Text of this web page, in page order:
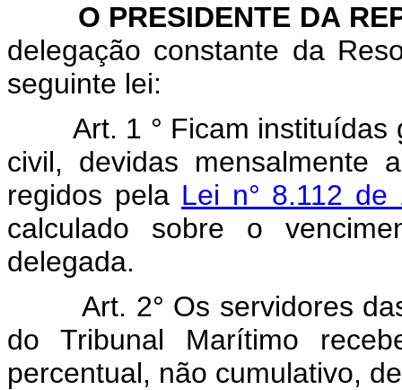
O PRESIDENTE DA
delegação constante da
seguinte lei:
Art. 1 ° Ficam
civil, devidas mensalmente
regidos pela Lei n° 8.112
calculado sobre o
delegada.
Art. 2° Os servidores
do Tribunal Marítimo
percentual, não cumulativo,